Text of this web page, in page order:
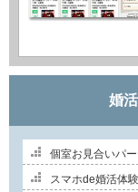
婚
個室お見合いパ
スマホde婚活体